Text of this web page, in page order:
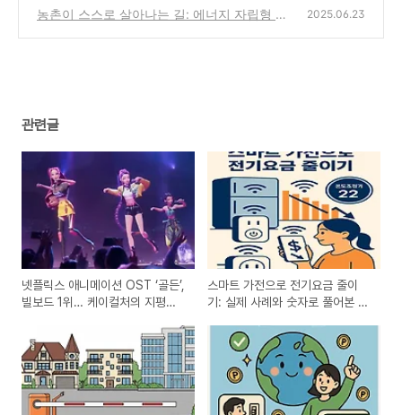
고, 포인트도 받는 실속 정책
(5)
농촌이 스스로 살아나는 길: 에너지 자립형 농
2025.06.23
관련글
넷플릭스 애니메이션 OST ‘골든’,
빌보드 1위… 케이컬처의 지평을
스마트 가전으로 전기요금 줄이
기: 실제 사례와 숫자로 풀어본 전